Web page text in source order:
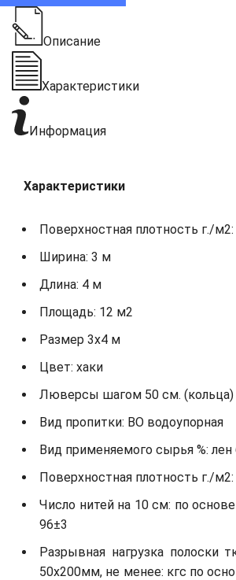
Описание
Характеристики
Информация
Характеристики
Поверхностная плотность г./
Ширина: 3 м
Длина: 4 м
Площадь: 12 м2
Размер 3х4 м
Цвет: хаки
Люверсы шагом 50 см. (кольца)
Вид пропитки: ВО водоупорная
Вид применяемого сырья %: лен
Поверхностная плотность г./
Число нитей на 10 см: по
96±3
Разрывная нагрузка полоски
50х200мм, не менее: кгс по